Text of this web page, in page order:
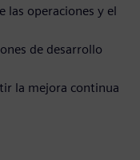
las operaciones y el
de desarrollo
la mejora continua